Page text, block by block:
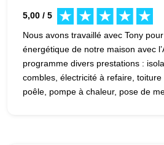
5,00 / 5
Nous avons travaillé avec Tony
énergétique de notre maison avec
programme divers prestations :
combles, électricité à refaire,
poêle, pompe à chaleur, pose de